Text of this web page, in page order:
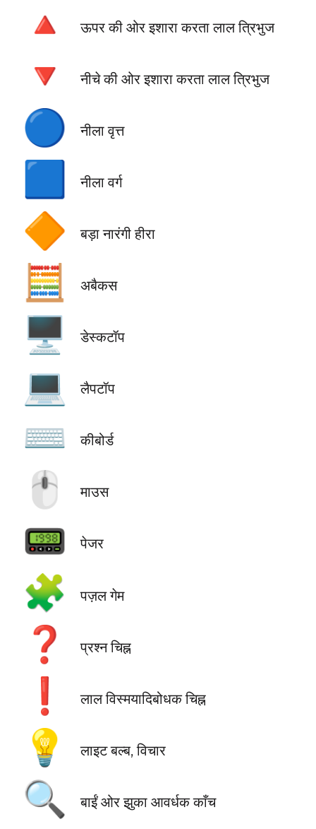
🔺 ऊपर की ओर इशारा करता लाल त्रिभुज
🔻 नीचे की ओर इशारा करता लाल त्रिभुज
🔵 नीला वृत्त
🟦 नीला वर्ग
🔶 बड़ा नारंगी हीरा
🧮 अबैकस
🖥️ डेस्कटॉप
💻 लैपटॉप
⌨️ कीबोर्ड
🖱️ माउस
📟 पेजर
🧩 पज़ल गेम
❓ प्रश्न चिह्न
❗ लाल विस्मयादिबोधक चिह्न
💡 लाइट बल्ब, विचार
🔍 बाईं ओर झुका आवर्धक काँच